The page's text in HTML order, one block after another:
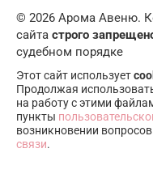
© 2026 Арома Авеню.
сайта строго
судебном порядке
Этот сайт использует
Продолжая
на работу с этими
пункты
возникновении
связи.